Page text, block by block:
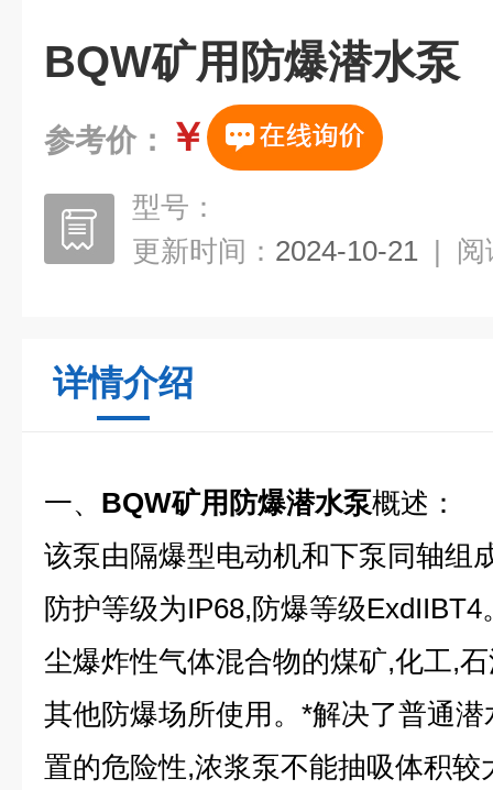
BQW矿用防爆潜水泵
参考价： ￥
型号：
更新时间： 2024-10-21 | 阅
详情介绍
一、 BQW矿用防爆潜水泵概述：
该泵由隔爆型电动机和下泵同轴组
防护等级为IP68,防爆等级
尘爆炸性气体混合物的煤矿,化工,
其他防爆场所使用。*解决了普通
置的危险性,浓浆泵不能抽吸体积